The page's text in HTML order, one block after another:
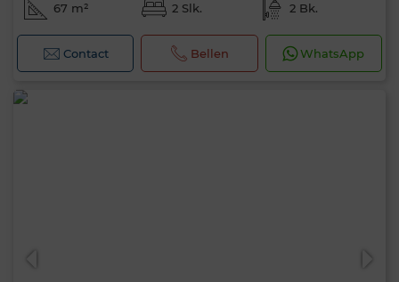
67 m² 2 Slk. 2 Bk.
Contact Bellen WhatsApp